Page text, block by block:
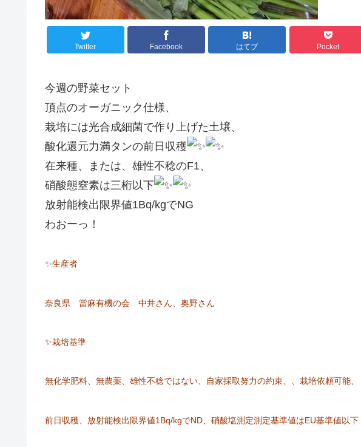
Twitter Facebook はてブ Pocket
今週の野菜セット
頂点のオーガニック仕様、
栽培には光合成細菌で作り上げた土壌、
酸化還元力満タンの前日収穫
在来種、または、雄性不稔のF1、
硝酸態窒素は三桁以下
放射能検出限界値1Bq/kgでNG
わおーっ！
✨生産者
奈良県 當麻有機の会 中井さん、奥野さん
✨栽培基準
無化学肥料、無農薬、雄性不稔ではない、自家採取努力の約束、、栽培依頼可能、
前日収穫、放射能検出限界値1Bq/kgでND、硝酸塩測定測定基準値はEU基準値以下